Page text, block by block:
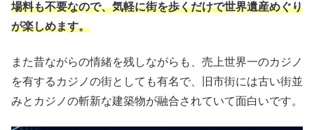
場料も不要なので、気軽に街を歩くだけで世界遺産めぐり
が楽しめます。
また昔ながらの情緒を残しながらも、売上世界一のカジノ
を有するカジノの街としても有名で、旧市街には古い街並
みとカジノの斬新な建築物が融合されていて面白いです。